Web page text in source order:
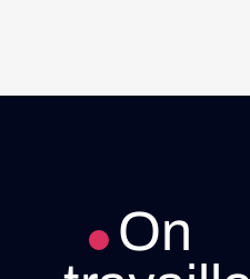
On